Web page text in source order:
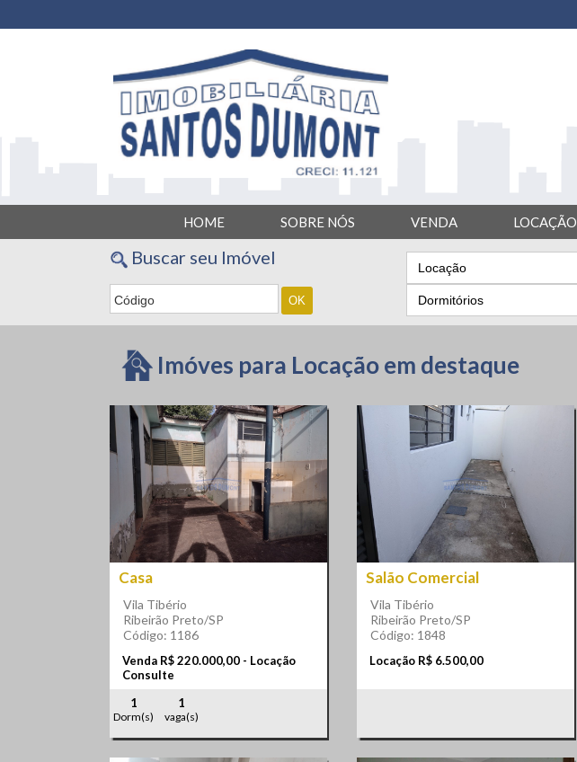
HOME SOBRE NÓS VENDA LOCAÇÃO
Buscar seu Imóvel
Imóves para Locação em destaque
Casa
Vila Tibério
Ribeirão Preto/SP
Código: 1186
Venda R$ 220.000,00 - Locação
Consulte
1
Dorm(s)
1
vaga(s)
Salão Comercial
Vila Tibério
Ribeirão Preto/SP
Código: 1848
Locação R$ 6.500,00